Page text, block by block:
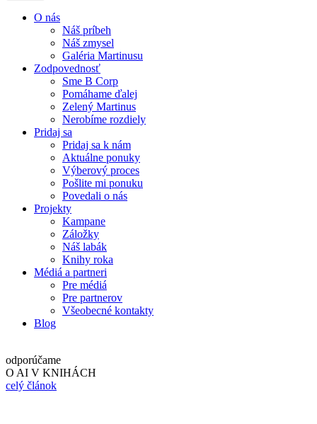
O nás
Náš príbeh
Náš zmysel
Galéria Martinusu
Zodpovednosť
Sme B Corp
Pomáhame ďalej
Zelený Martinus
Nerobíme rozdiely
Pridaj sa
Pridaj sa k nám
Aktuálne ponuky
Výberový proces
Pošlite mi ponuku
Povedali o nás
Projekty
Kampane
Záložky
Náš labák
Knihy roka
Médiá a partneri
Pre médiá
Pre partnerov
Všeobecné kontakty
Blog
odporúčame
O AI V KNIHÁCH
celý článok